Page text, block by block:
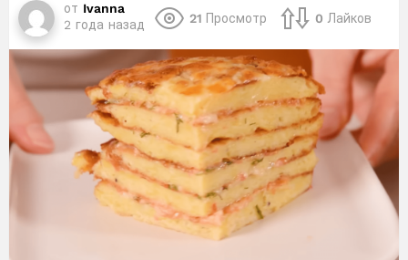
от Ivanna
2 года назад
21 Просмотр 0 Лайков